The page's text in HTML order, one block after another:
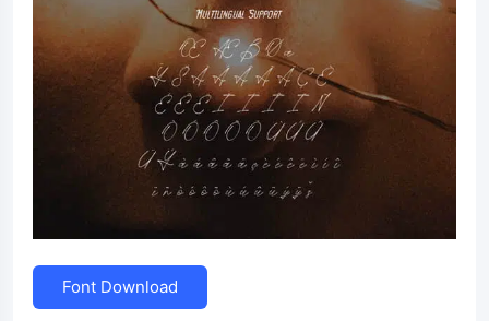
Font Download